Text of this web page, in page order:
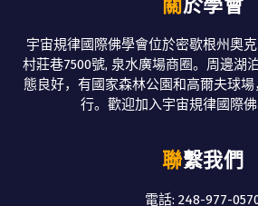
宇宙規律國際佛學會位於密歇根州奧
村莊巷7500號, 泉水廣場商圈。周邊湖
態良好，有國家森林公園和高爾夫球
行。歡迎加入宇宙規律國際佛
聯繫我們
電話: 248-977-